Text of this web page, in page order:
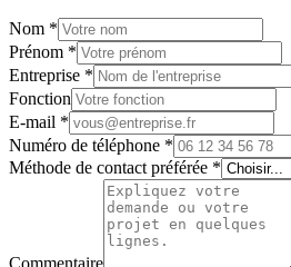
Nom *
Prénom *
Entreprise *
Fonction
E-mail *
Numéro de téléphone *
Méthode de contact préférée *
Commentaire